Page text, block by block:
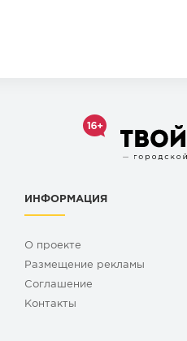
ИНФОРМАЦИЯ
О проекте
Размещение рекламы
Cоглашение
Контакты